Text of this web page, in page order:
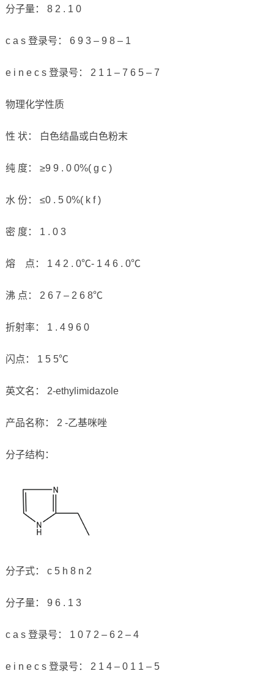
分子量： 8 2 . 1 0
c a s 登录号： 6 9 3 – 9 8 – 1
e i n e c s 登录号： 2 1 1 – 7 6 5 – 7
物理化学性质
性 状： 白色结晶或白色粉末
纯 度： ≥9 9 . 0 0%( g c )
水 份： ≤0 . 5 0%( k f )
密 度： 1 . 0 3
熔 点： 1 4 2 . 0℃- 1 4 6 . 0℃
沸 点： 2 6 7 – 2 6 8℃
折射率： 1 . 4 9 6 0
闪点： 1 5 5℃
英文名： 2-ethylimidazole
产品名称： 2 -乙基咪唑
分子结构：
分子式： c 5 h 8 n 2
分子量： 9 6 . 1 3
c a s 登录号： 1 0 7 2 – 6 2 – 4
e i n e c s 登录号： 2 1 4 – 0 1 1 – 5